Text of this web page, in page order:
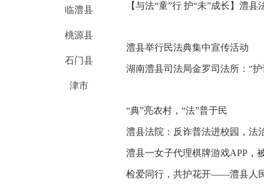
临澧县
桃源县
石门县
津市
【与法“童”行 护“未”成长】澧
澧县举行民法典集中宣传活动
湖南澧县司法局金罗司法所：“
“典”亮农村，“法”普于民
澧县法院：反诈普法进校园，法
澧县一女子代理棋牌游戏APP，
检爱同行，共护花开——澧县人